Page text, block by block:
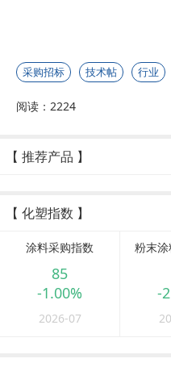
采购招标 技术帖 行业
阅读：2224
【 推荐产品 】
【 化塑指数 】
涂料采购指数
85
-1.00%
2026-07
粉末
-